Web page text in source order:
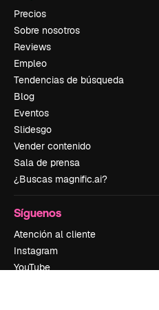
Precios
Sobre nosotros
Reviews
Empleo
Tendencias de búsqueda
Blog
Eventos
Slidesgo
Vender contenido
Sala de prensa
¿Buscas magnific.ai?
Síguenos
Atención al cliente
Instagram
YouTube